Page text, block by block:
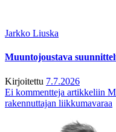
Jarkko Liuska
Muuntojoustava
Kirjoitettu 7.7.2026
Ei kommentteja artikkeliin
rakennuttajan liikkumavaraa